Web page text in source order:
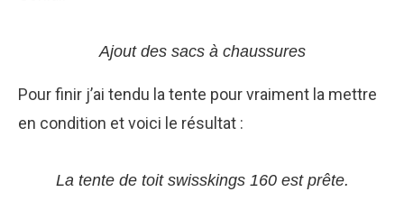
Ajout des sacs à chaussures
Pour finir j’ai tendu la tente pour vraiment la mettre
en condition et voici le résultat :
La tente de toit swisskings 160 est prête.